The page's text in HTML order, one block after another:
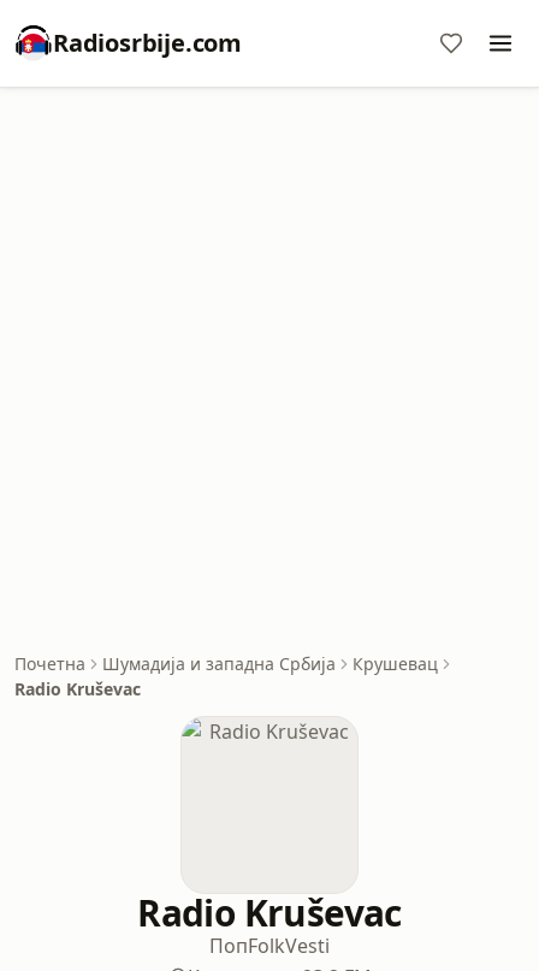
Radiosrbije.com
Почетна Шумадија и западна Србија
Крушевац
Radio Kruševac
Radio Kruševac
ПопFolkVesti